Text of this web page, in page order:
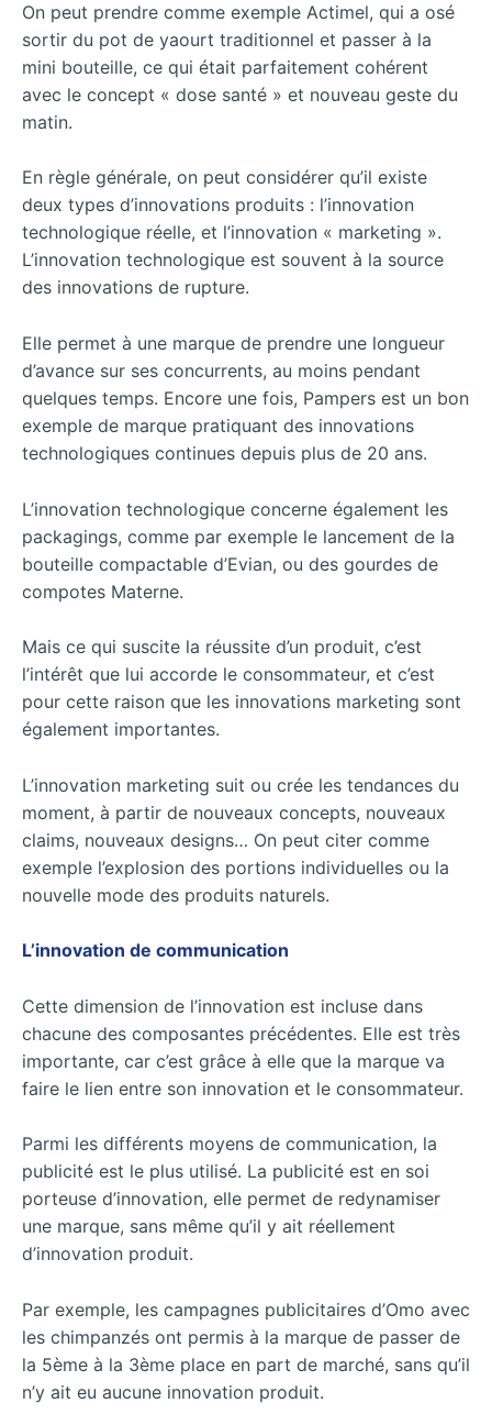
On peut prendre comme exemple Actimel, qui a osé
sortir du pot de yaourt traditionnel et passer à la
mini bouteille, ce qui était parfaitement cohérent
avec le concept « dose santé » et nouveau geste du
matin.
En règle générale, on peut considérer qu’il existe
deux types d’innovations produits : l’innovation
technologique réelle, et l’innovation « marketing ».
L’innovation technologique est souvent à la source
des innovations de rupture.
Elle permet à une marque de prendre une longueur
d’avance sur ses concurrents, au moins pendant
quelques temps. Encore une fois, Pampers est un bon
exemple de marque pratiquant des innovations
technologiques continues depuis plus de 20 ans.
L’innovation technologique concerne également les
packagings, comme par exemple le lancement de la
bouteille compactable d’Evian, ou des gourdes de
compotes Materne.
Mais ce qui suscite la réussite d’un produit, c’est
l’intérêt que lui accorde le consommateur, et c’est
pour cette raison que les innovations marketing sont
également importantes.
L’innovation marketing suit ou crée les tendances du
moment, à partir de nouveaux concepts, nouveaux
claims, nouveaux designs… On peut citer comme
exemple l’explosion des portions individuelles ou la
nouvelle mode des produits naturels.
L’innovation de communication
Cette dimension de l’innovation est incluse dans
chacune des composantes précédentes. Elle est très
importante, car c’est grâce à elle que la marque va
faire le lien entre son innovation et le consommateur.
Parmi les différents moyens de communication, la
publicité est le plus utilisé. La publicité est en soi
porteuse d’innovation, elle permet de redynamiser
une marque, sans même qu’il y ait réellement
d’innovation produit.
Par exemple, les campagnes publicitaires d’Omo avec
les chimpanzés ont permis à la marque de passer de
la 5ème à la 3ème place en part de marché, sans qu’il
n’y ait eu aucune innovation produit.